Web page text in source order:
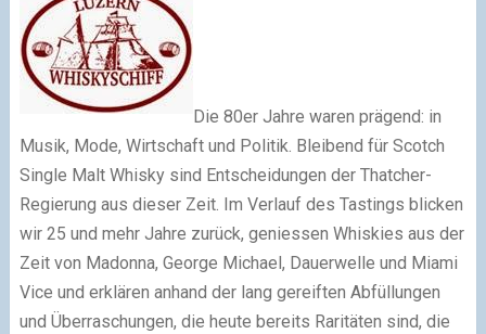
Die 80er Jahre waren prägend: in
Musik, Mode, Wirtschaft und Politik. Bleibend für Scotch
Single Malt Whisky sind Entscheidungen der Thatcher-
Regierung aus dieser Zeit. Im Verlauf des Tastings blicken
wir 25 und mehr Jahre zurück, geniessen Whiskies aus der
Zeit von Madonna, George Michael, Dauerwelle und Miami
Vice und erklären anhand der lang gereiften Abfüllungen
und Überraschungen, die heute bereits Raritäten sind, die